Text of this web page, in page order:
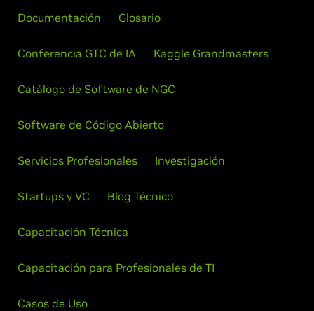
Documentación Glosario
Conferencia GTC de IA Kaggle Grandmasters
Catálogo de Software de NGC
Software de Código Abierto
Servicios Profesionales Investigación
Startups y VC Blog Técnico
Capacitación Técnica
Capacitación para Profesionales de TI
Casos de Uso